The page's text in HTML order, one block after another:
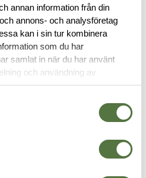
annan information från din
annons- och analysföretag
kan i sin tur kombinera
som du har
samlat in när du har använt
och användning av
för personalisering av